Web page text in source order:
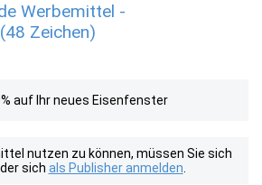
Werbemittel -
Zeichen)
auf Ihr neues Eisenfenster
nutzen zu können, müssen Sie sich
sich als Publisher anmelden